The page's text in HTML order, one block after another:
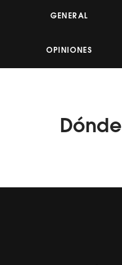
valoración.
Enlace
la
GENERAL
OPINIONES
Dónde